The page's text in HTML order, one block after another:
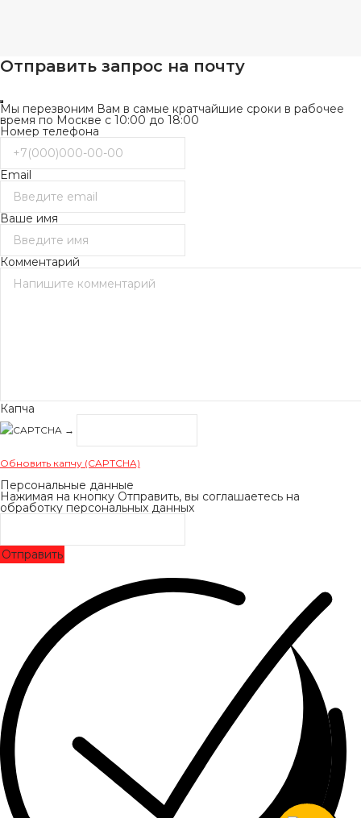
Отправить запрос на почту
Мы перезвоним Вам в самые кратчайшие сроки в рабочее
время по Москве с 10:00 до 18:00
Номер телефона
Email
Ваше имя
Комментарий
Капча
→
Обновить капчу (CAPTCHA)
Персональные данные
Нажимая на кнопку Отправить, вы соглашаетесь на
обработку персональных данных
Отправить